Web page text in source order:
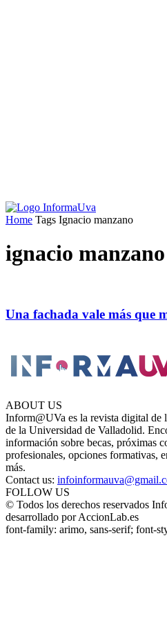
Home Tags Ignacio manzano
ignacio manzano
Una fachada vale más que
ABOUT US
Inform@UVa es la revista digital de
de la Universidad de Valladolid.
información sobre becas, próximas
profesionales, opciones formativas,
más.
Contact us:
FOLLOW US
© Todos los derechos reservados
desarrollado por AccionLab.es
font-family: arimo, sans-serif; font-